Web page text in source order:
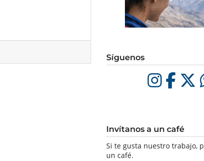
Síguenos
Invítanos a un café
Si te gusta nuestro trabajo,
un café.